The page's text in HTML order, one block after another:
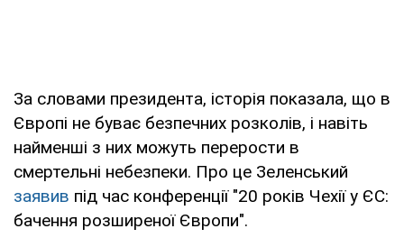
За словами президента, історія показала, що в
Європі не буває безпечних розколів, і навіть
найменші з них можуть перерости в
смертельні небезпеки. Про це Зеленський
заявив під час конференції "20 років Чехії у ЄС:
бачення розширеної Європи".